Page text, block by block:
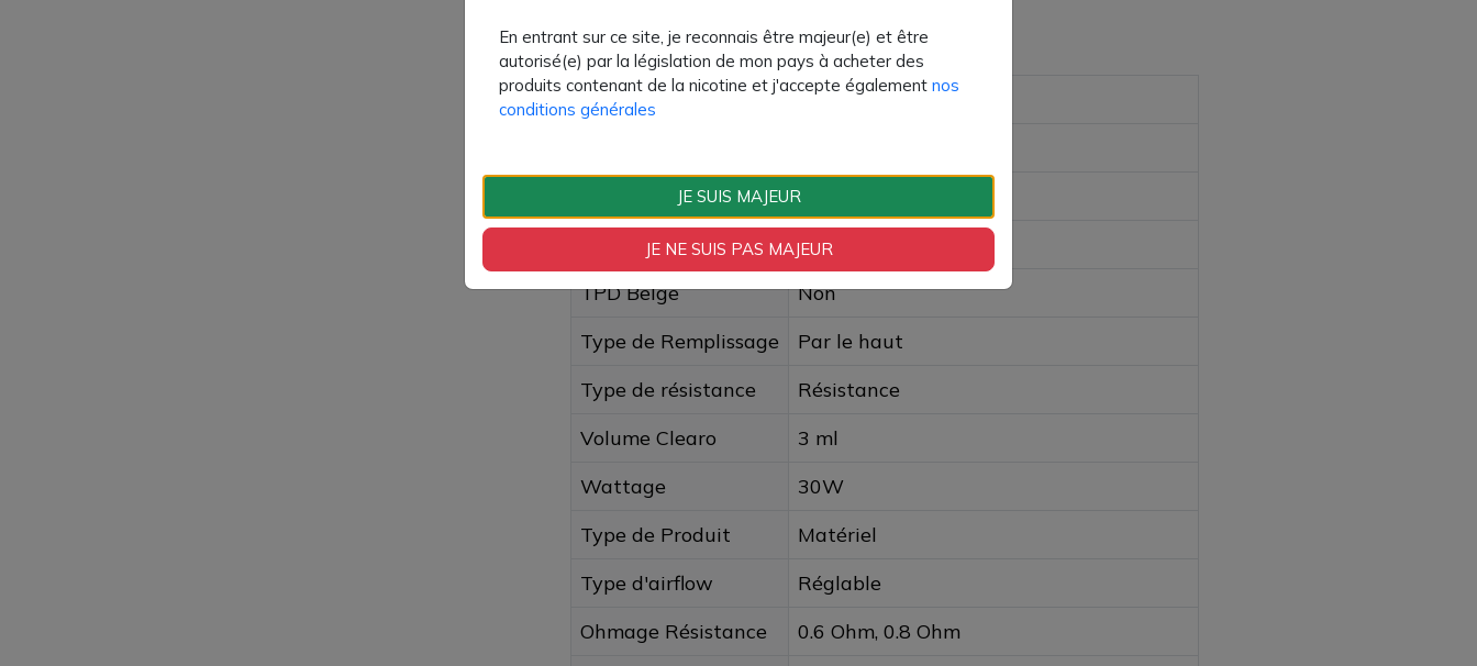
Fiche technique
Accu intégré
Oui
Format Box
All In One
Technologie
Electronique
TPD Belge
Non
Type de Remplissage
Par le haut
Type de résistance
Résistance
Volume Clearo
3 ml
Wattage
30W
Type de Produit
Matériel
Type d'airflow
Réglable
Ohmage Résistance
0.6 Ohm, 0.8 Ohm
En entrant sur ce site, je reconnais être majeur(e) et être
autorisé(e) par la législation de mon pays à acheter des
produits contenant de la nicotine et j'accepte également nos
conditions générales
JE SUIS MAJEUR
JE NE SUIS PAS MAJEUR